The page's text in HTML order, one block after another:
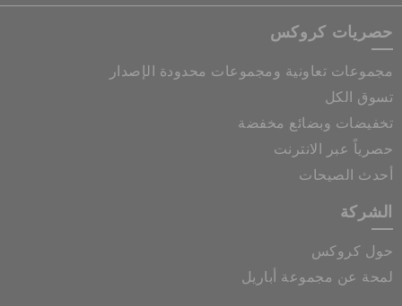
حصريات كروكس
مجموعات تعاونية ومجموعات محدودة الإصدار
تسوق الكل
تخفيضات وبضائع مخفضة
حصرياً عبر الانترنت
أحدث الصيحات
الشركة
حول كروكس
لمحة عن مجموعة أباريل